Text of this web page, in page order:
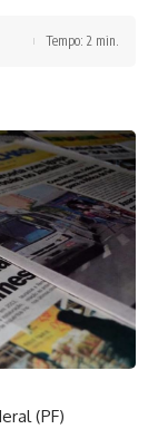
Tempo: 2 min.
(PF)